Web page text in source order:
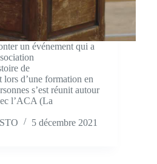
un événement qui a
de
lors d’une formation en
s’est réunit autour
l’ACA (La
5 décembre 2021